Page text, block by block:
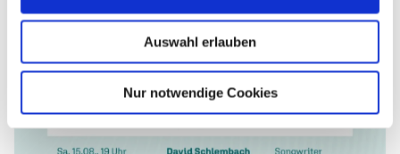
Auswahl erlauben
Nur notwendige Cookies